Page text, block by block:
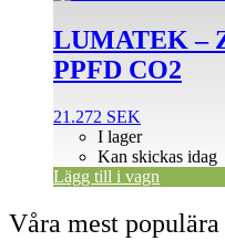
LUMATEK –
PPFD CO2
21.272 SEK
I lager
Kan skickas idag
Lägg till i vagn
Våra mest